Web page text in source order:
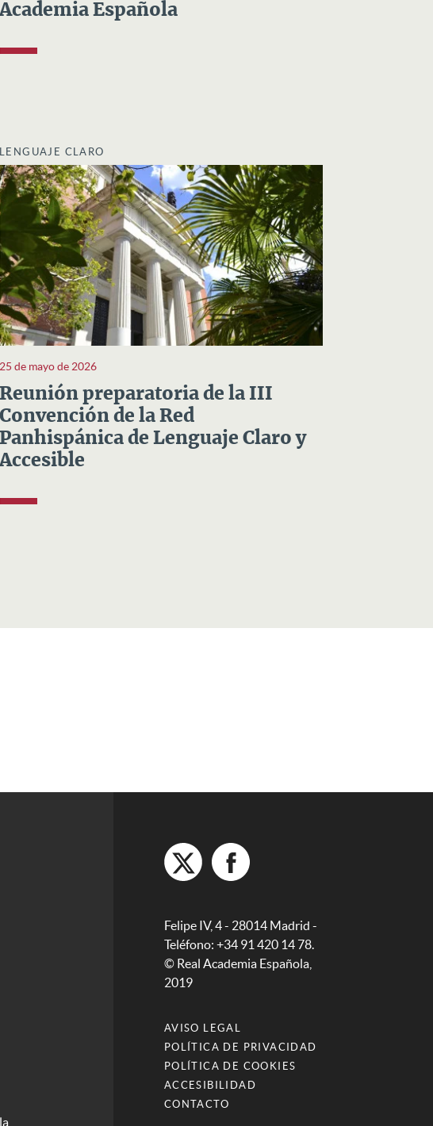
Academia Española
LENGUAJE CLARO
25 de mayo de 2026
Reunión preparatoria de la III
Convención de la Red
Panhispánica de Lenguaje Claro y
Accesible
Felipe IV, 4 - 28014 Madrid -
Teléfono: +34 91 420 14 78.
© Real Academia Española,
2019
AVISO LEGAL
POLÍTICA DE PRIVACIDAD
POLÍTICA DE COOKIES
ACCESIBILIDAD
CONTACTO